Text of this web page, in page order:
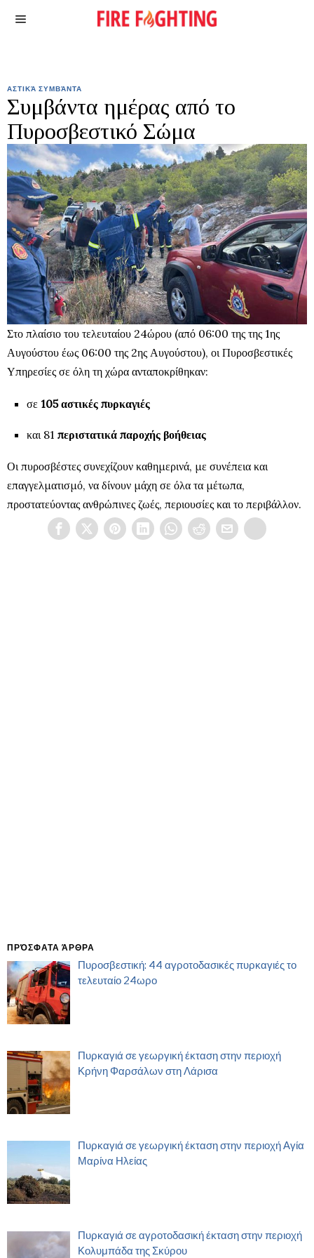
ΑΣΤΙΚΆ ΣΥΜΒΆΝΤΑ
Συμβάντα ημέρας από το
Πυροσβεστικό Σώμα
Στο πλαίσιο του τελευταίου 24ώρου (από 06:00 της της 1ης
Αυγούστου έως 06:00 της 2ης Αυγούστου), οι Πυροσβεστικές
Υπηρεσίες σε όλη τη χώρα ανταποκρίθηκαν:
σε 105 αστικές πυρκαγιές
και 81 περιστατικά παροχής βοήθειας
Οι πυροσβέστες συνεχίζουν καθημερινά, με συνέπεια και
επαγγελματισμό, να δίνουν μάχη σε όλα τα μέτωπα,
προστατεύοντας ανθρώπινες ζωές, περιουσίες και το περιβάλλον.
ΠΡΌΣΦΑΤΑ ΆΡΘΡΑ
Πυροσβεστική: 44 αγροτοδασικές πυρκαγιές το
τελευταίο 24ωρο
Πυρκαγιά σε γεωργική έκταση στην περιοχή
Κρήνη Φαρσάλων στη Λάρισα
Πυρκαγιά σε γεωργική έκταση στην περιοχή Αγία
Μαρίνα Ηλείας
Πυρκαγιά σε αγροτοδασική έκταση στην περιοχή
Κολυμπάδα της Σκύρου